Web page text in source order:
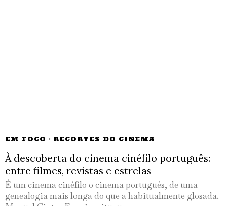
EM FOCO · RECORTES DO CINEMA
À descoberta do cinema cinéfilo português:
entre filmes, revistas e estrelas
É um cinema cinéfilo o cinema português, de uma
genealogia mais longa do que a habitualmente glosada.